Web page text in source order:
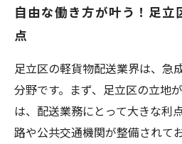
自由な働き方が叶う！足立
点
足立区の軽貨物配送業界は、急
分野です。まず、足立区の立地
は、配送業務にとって大きな利
路や公共交通機関が整備されて